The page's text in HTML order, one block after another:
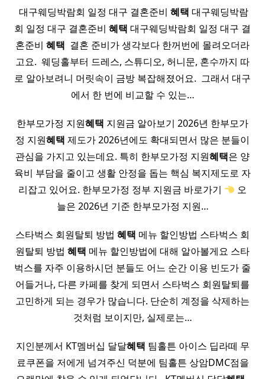
​ 대구웨딩박람회 일정 대구 결혼준비 혜택 대구웨딩박람
회 일정 대구 결혼준비 혜택 대구웨딩박람회 일정 대구 결
혼준비 혜택 ​ 결혼 준비가 생각보다 한꺼번에 몰려오더라
고요. ​ 웨딩홀부터 드레스, 스튜디오, 허니문, 혼수까지 따
로 알아보려니 머릿속이 금방 복잡해졌어요. ​ 그래서 대구
에서 한 번에 비교할 수 있는…
한부모가정 지원혜택 지원금 알아보기 2026년 한부모가
정 지원혜택 제도가 2026년에도 확대되면서 많은 분들이
관심을 가지고 있는데요. 특히 한부모가정 지원혜택은 양
육비 부담을 줄이고 생활 안정을 돕는 핵심 복지제도로 자
리잡고 있어요. 한부모가정 정부 지원금 바로가기
오
늘은 2026년 기준 한부모가정 지원…
스타벅스 회원탈퇴 방법 혜택 메뉴 할인방법 스타벅스 회
원탈퇴 방법 혜택 메뉴 할인방법에 대해 알아볼게요 스타
벅스를 자주 이용하시던 분들도 어느 순간 이용 빈도가 줄
어들거나, 다른 카페를 찾게 되면서 스타벅스 회원탈퇴를
고민하게 되는 경우가 많습니다. 단순히 계정을 삭제하는
것처럼 보이지만, 실제로는…
지인분께서 KT멤버십 달달혜택 팀홀튼 아이스 딥라떼 무
료쿠폰을 저에게 넘겨주신 덕분에 팀홀튼 상암DMC점을